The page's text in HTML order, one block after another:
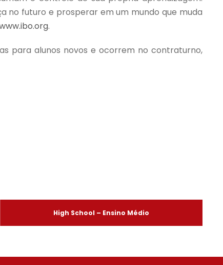
no futuro e prosperar em um mundo que muda
.
para alunos novos e ocorrem no contraturno,
High School – Ensino Médio